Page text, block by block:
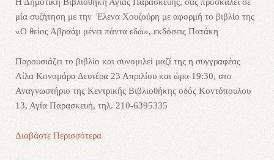
Η Δημοτική Βιβλιοθήκη Αγίας Παρασκευής, σας προσκαλεί σε
μία συζήτηση με την Έλενα Χουζούρη με αφορμή το βιβλίο της
«Ο θείος Αβραάμ μένει πάντα εδώ», εκδόσεις Πατάκη
Παρουσιάζει το βιβλίο και συνομιλεί μαζί της η συγγραφέας
Λίλα Κονομάρα Δευτέρα 23 Απριλίου και ώρα 19:30, στο
Αναγνωστήριο της Κεντρικής Βιβλιοθήκης οδός Κοντόπουλου
13, Αγία Παρασκευή, τηλ. 210-6395335
Διαβάστε Περισσότερα